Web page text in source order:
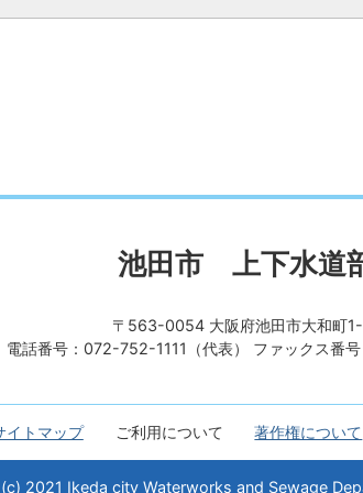
池田市 上下水道
〒563-0054 大阪府池田市大和町
電話番号：072-752-1111（代表） ファックス番
イトマップ ご利用について 著作権について
2021 Ikeda city Waterworks and Sewage